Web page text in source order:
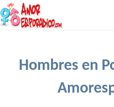
Hombres en